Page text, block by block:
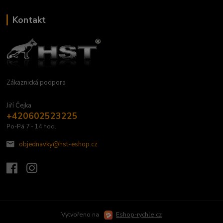
Kontakt
Zákaznická podpora
Jiří Čejka
+420602523225
Po-Pá 7 - 14 hod.
objednavky@hst-eshop.cz
Vytvořeno na Eshop-rychle.cz